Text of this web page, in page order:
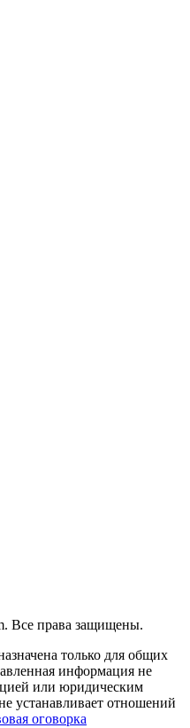
Все права защищены.
только для общих
информация не
или юридическим
устанавливает отношений
оговорка